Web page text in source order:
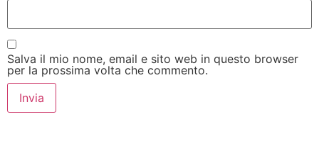
Salva il mio nome, email e sito web in questo browser
per la prossima volta che commento.